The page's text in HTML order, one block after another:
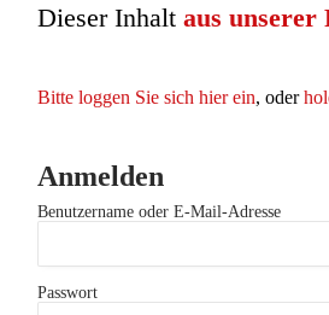
Dieser Inhalt aus unserer
Bitte loggen Sie sich hier ein, oder
Anmelden
Benutzername oder E-Mail-Adresse
Passwort